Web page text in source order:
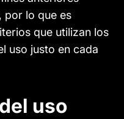
por lo que es
que utilizan los
uso justo en cada
uso